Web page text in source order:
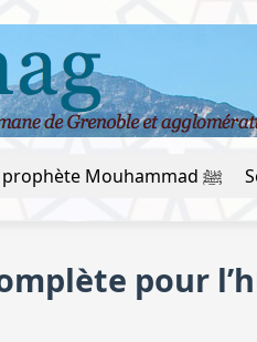
La vie du prophète Mouhammad ﷺ
pour